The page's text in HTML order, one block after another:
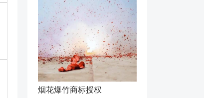
烟花爆竹商标授权